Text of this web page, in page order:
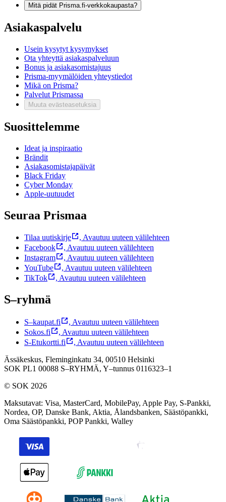
Mitä pidät Prisma.fi-verkkokaupasta?
Asiakaspalvelu
Usein kysytyt kysymykset
Ota yhteyttä asiakaspalveluun
Bonus ja asiakasomistajuus
Prisma-myymälöiden yhteystiedot
Mikä on Prisma?
Palvelut Prismassa
Muuta evästeasetuksia
Suosittelemme
Ideat ja inspiraatio
Brändit
Asiakasomistajapäivät
Black Friday
Cyber Monday
Apple-uutuudet
Seuraa Prismaa
Tilaa uutiskirje , Avautuu uuteen välilehteen
Facebook
, Avautuu uuteen välilehteen
Instagram
, Avautuu uuteen välilehteen
YouTube
, Avautuu uuteen välilehteen
TikTok
, Avautuu uuteen välilehteen
S–ryhmä
S–kaupat.fi , Avautuu uuteen välilehteen
Sokos.fi
, Avautuu uuteen välilehteen
S-Etukortti.fi
, Avautuu uuteen välilehteen
Ässäkeskus, Fleminginkatu 34, 00510 Helsinki
SOK PL1 00088 S–RYHMÄ, Y–tunnus 0116323–1
© SOK 2026
Maksutavat: Visa, MasterCard, MobilePay, Apple Pay, S-Pankki,
Nordea, OP, Danske Bank, Aktia, Ålandsbanken, Säästöpankki,
Oma Säästöpankki, POP Pankki, Walley